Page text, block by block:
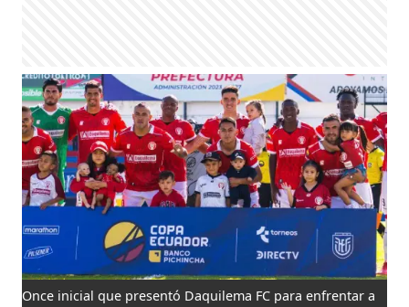
Once inicial que presentó Daquilema FC para enfrentar a